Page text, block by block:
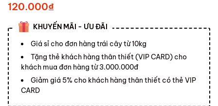
120.000₫
KHUYẾN MÃI - ƯU ĐÃI
Giá sỉ cho đơn hàng trái cây từ 10kg
Tặng thẻ khách hàng thân thiết (VIP CARD) cho
khách mua đơn hàng từ 3.000.000đ
Giảm giá 5% cho khách hàng thân thiết có thẻ VIP
CARD